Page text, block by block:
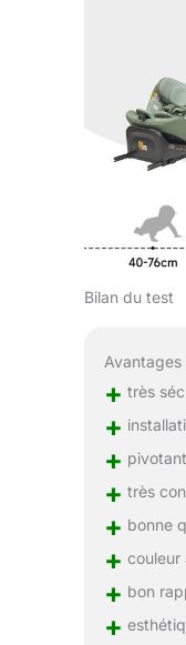
Bilan du test
Avantages
+ très
+
+
+ très
+ bonne
+ couleur
+ bon
+